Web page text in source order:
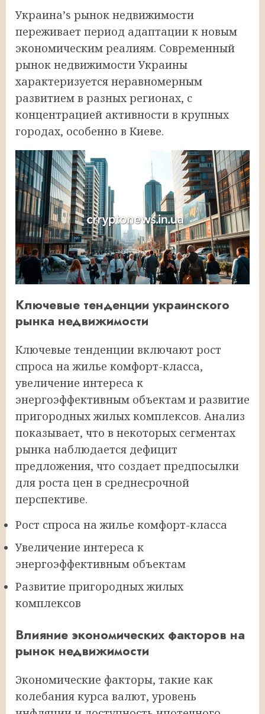
Украина’s рынок недвижимости
переживает период адаптации к новым
экономическим реалиям. Современный
рынок недвижимости Украины
характеризуется неравномерным
развитием в разных регионах, с
концентрацией активности в крупных
городах, особенно в Киеве.
Ключевые тенденции украинского
рынка недвижимости
Ключевые тенденции включают рост
спроса на жилье комфорт-класса,
увеличение интереса к
энергоэффективным объектам и развитие
пригородных жилых комплексов. Анализ
показывает, что в некоторых сегментах
рынка наблюдается дефицит
предложения, что создает предпосылки
для роста цен в среднесрочной
перспективе.
Рост спроса на жилье комфорт-класса
Увеличение интереса к
энергоэффективным объектам
Развитие пригородных жилых
комплексов
Влияние экономических факторов на
рынок недвижимости
Экономические факторы, такие как
колебания курса валют, уровень